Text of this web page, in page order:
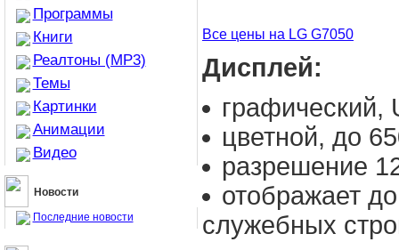
Программы
Книги
Реалтоны (MP3)
Темы
Картинки
Анимации
Видео
Новости
Последние новости
Все цены на LG G7050
Дисплей:
графический,
цветной, до
разрешение
отображает
служебных